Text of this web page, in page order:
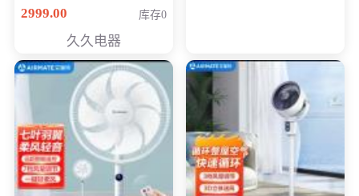
屋空气循环负离子旗舰
2999.00 库存0
久久电器